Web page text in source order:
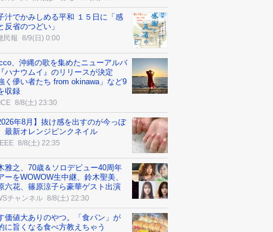
汁でかみしめる平和 １５日に「感
反省のつどい」
民報 8/9(日) 0:00
、沖縄の歌を集めたニューアルバ
ハナウムイ』のリリースが決定
く儚い者たち from okinawa」など9
収録
8/8(土) 23:30
年8月】抜け感を出すのが今っぽ
最新オレンジピンクネイル
8/8(土) 22:35
雅之、70歳＆ソロデビュー40周年
ーをWOWOW生中継、鈴木聖美、
六花、篠原涼子ら豪華ゲスト出演
チャンネル 8/8(土) 22:30
価値大ありのやつ。「食パン」が
に旨くなる食べ方教えちゃう